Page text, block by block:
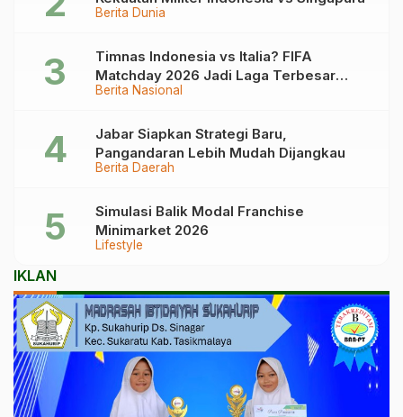
Berita Dunia
Berita Nasional
Timnas Indonesia vs Italia? FIFA
Matchday 2026 Jadi Laga Terbesar
Garuda!
Berita Daerah
Jabar Siapkan Strategi Baru,
Pangandaran Lebih Mudah Dijangkau
Lifestyle
Simulasi Balik Modal Franchise
Minimarket 2026
IKLAN